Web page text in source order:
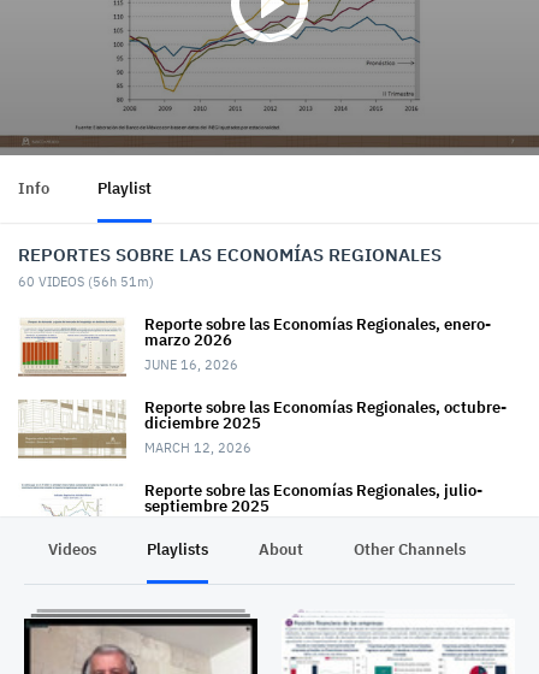
Info Playlist
REPORTES SOBRE LAS ECONOMÍAS REGIONALES
60 VIDEOS (56h 51m)
Reporte sobre las Economías Regionales, enero-
marzo 2026
JUNE 16, 2026
Reporte sobre las Economías Regionales, octubre-
diciembre 2025
MARCH 12, 2026
Reporte sobre las Economías Regionales, julio-
septiembre 2025
2025
SEPTEMBER 11, 2025
Reporte sobre las Economías Regionales, enero-
Videos Playlists About Other Channels